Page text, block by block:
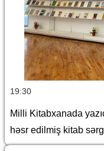
19:30
Milli Kitabxanada
həsr edilmiş kitab